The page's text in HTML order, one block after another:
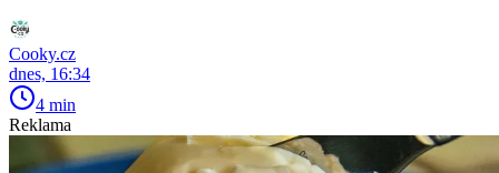
Cooky.cz
dnes, 16:34
4 min
Reklama